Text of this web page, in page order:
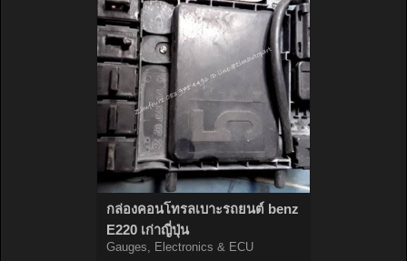
กล่องคอนโทรลเบาะรถยนต์ benz
E220 เก่าญี่ปุ่น
Gauges, Electronics & ECU